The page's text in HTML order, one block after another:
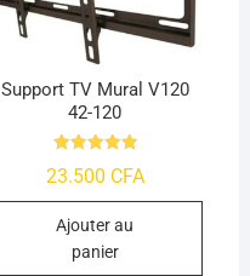
Support TV Mural V120
42-120
4.95
23.500 CFA
Ajouter au
panier